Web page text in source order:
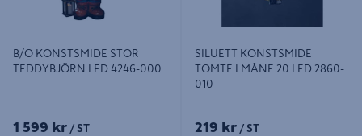
B/O KONSTSMIDE STOR
TEDDYBJÖRN LED 4246-000
1 599 kr / ST
SILUETT KONSTSMIDE
TOMTE I MÅNE 20 LED 2860-
010
219 kr / ST